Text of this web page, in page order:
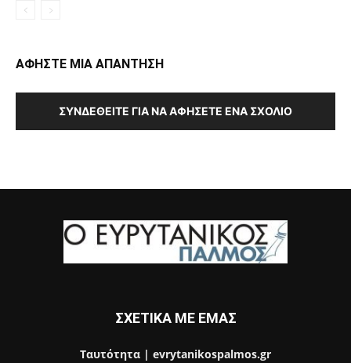
ΑΦΗΣΤΕ ΜΙΑ ΑΠΑΝΤΗΣΗ
ΣΥΝΔΕΘΕΊΤΕ ΓΙΑ ΝΑ ΑΦΉΣΕΤΕ ΈΝΑ ΣΧΌΛΙΟ
ΣΧΕΤΙΚΑ ΜΕ ΕΜΑΣ
Ταυτότητα | evrytanikospalmos.gr